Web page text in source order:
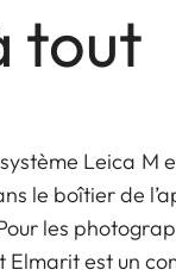
tout
Leica M
le boîtier de
les
Elmarit est un